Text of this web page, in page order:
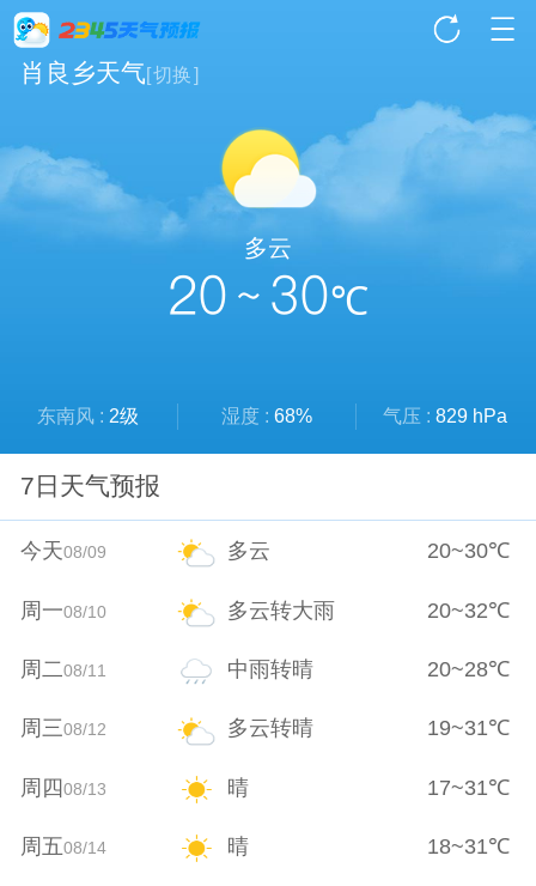
肖良乡天气[切换]
多云
20 ~ 30℃
东南风 : 2级 湿度 : 68% 气压 : 829 hPa
7日天气预报
今天08/09 多云 20~30℃
周一08/10 多云转大雨 20~32℃
周二08/11 中雨转晴 20~28℃
周三08/12 多云转晴 19~31℃
周四08/13 晴 17~31℃
周五08/14 晴 18~31℃